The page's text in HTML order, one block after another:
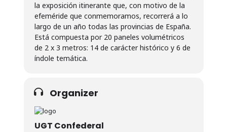
la exposición itinerante que, con motivo de la
efeméride que conmemoramos, recorrerá a lo
largo de un año todas las provincias de España.
Está compuesta por 20 paneles volumétricos
de 2 x 3 metros: 14 de carácter histórico y 6 de
índole temática.
Organizer
UGT Confederal